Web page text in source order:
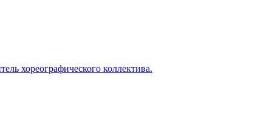
хореографического коллектива.